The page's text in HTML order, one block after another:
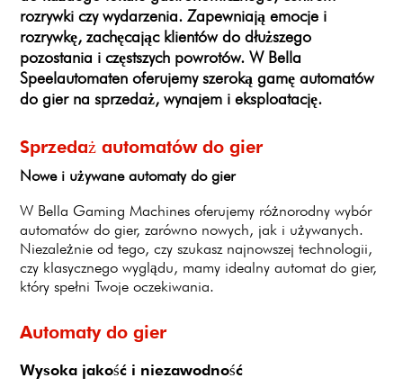
rozrywki czy wydarzenia. Zapewniają emocje i
rozrywkę, zachęcając klientów do dłuższego
pozostania i częstszych powrotów. W Bella
Speelautomaten oferujemy szeroką gamę automatów
do gier na sprzedaż, wynajem i eksploatację.
Sprzedaż automatów do gier
Nowe i używane automaty do gier
W Bella Gaming Machines oferujemy różnorodny wybór
automatów do gier, zarówno nowych, jak i używanych.
Niezależnie od tego, czy szukasz najnowszej technologii,
czy klasycznego wyglądu, mamy idealny automat do gier,
który spełni Twoje oczekiwania.
Automaty do gier
Wysoka jakość i niezawodność